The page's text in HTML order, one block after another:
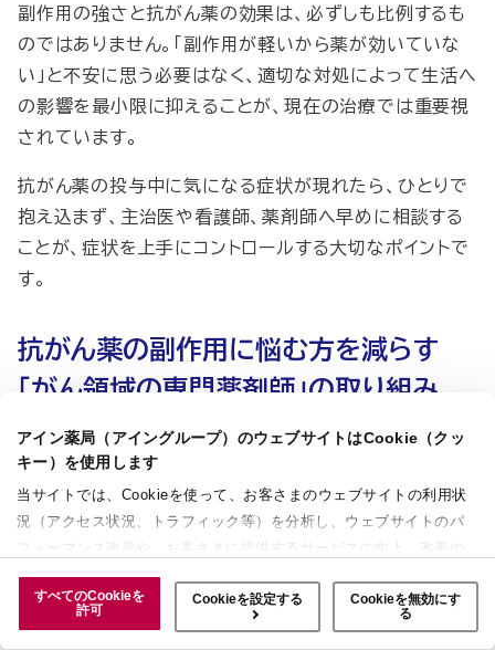
アイン薬局（アイングループ）のウェブサイトはCookie（クッ
キー）を使用します
当サイトでは、Cookieを使って、お客さまのウェブサイトの利用状
況（アクセス状況、トラフィック等）を分析し、ウェブサイトのパ
フォーマンス改善や、お客さまに提供するサービスの向上、改善の
ために使用することがあります。 また、お客さまによるサイトの利
用状況についても情報を収集し、ソーシャルメディアや広告配信、
データ解析の各パートナーに情報を共有しています。ここで収集さ
すべてのCookieを
許可
Cookieを設定する
Cookieを無効にす
る
副作用の強さと抗がん薬の効果は、必ずしも比例するも
のではありません。「副作用が軽いから薬が効いていな
い」と不安に思う必要はなく、適切な対処によって生活へ
の影響を最小限に抑えることが、現在の治療では重要視
されています。
抗がん薬の投与中に気になる症状が現れたら、ひとりで
抱え込まず、主治医や看護師、薬剤師へ早めに相談する
ことが、症状を上手にコントロールする大切なポイントで
す。
抗がん薬の副作用に悩む方を減らす
「がん領域の専門薬剤師」の取り組み
アイン薬局の専門医療機関連携薬局には、抗がん薬に精
通したエキスパート「がん領域の専門薬剤師」が在籍して
います。
中東遠総合医療センター店でがん領域の専門薬剤師とし
て働く山本さんに、抗がん薬の副作用に関して話を聞き
ました。